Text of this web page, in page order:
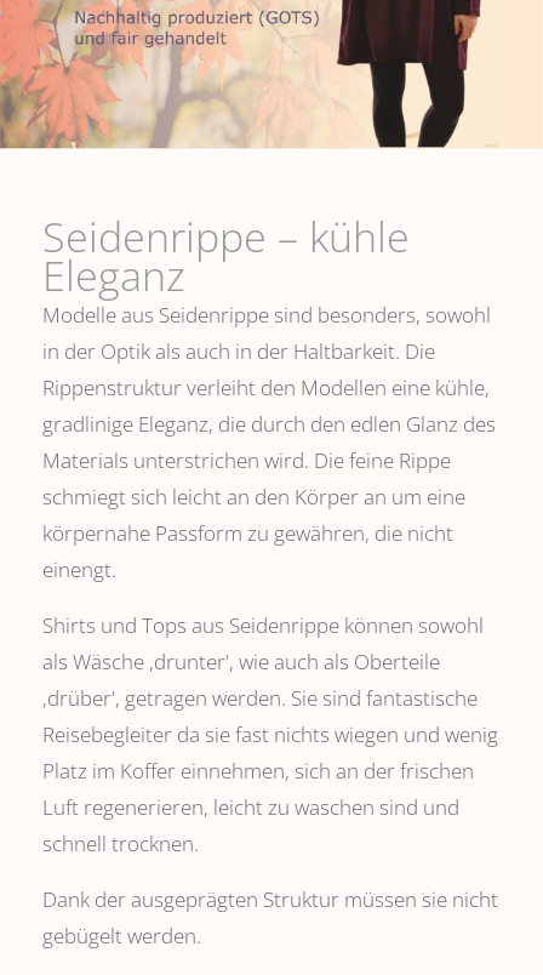
Seidenrippe­ – kühle
Eleganz
Modelle aus Seidenrippe sind besonders, sowohl
in der Optik als auch in der Haltbarkeit. Die
Rippenstruktur verleiht den Modellen eine kühle,
gradlinige Eleganz, die durch den edlen Glanz des
Materials unterstrichen wird. Die feine Rippe
schmiegt sich leicht an den Körper an um eine
körpernahe Passform zu gewähren, die nicht
einengt.
Shirts und Tops aus Seidenrippe können sowohl
als Wäsche ,drunter', wie auch als Oberteile
‚drüber', getragen werden. Sie sind fantastische
Reisebegleiter da sie fast nichts wiegen und wenig
Platz im Koffer einnehmen, sich an der frischen
Luft regenerieren, leicht zu waschen sind und
schnell trocknen.
Dank der ausgeprägten Struktur müssen sie nicht
gebügelt werden.